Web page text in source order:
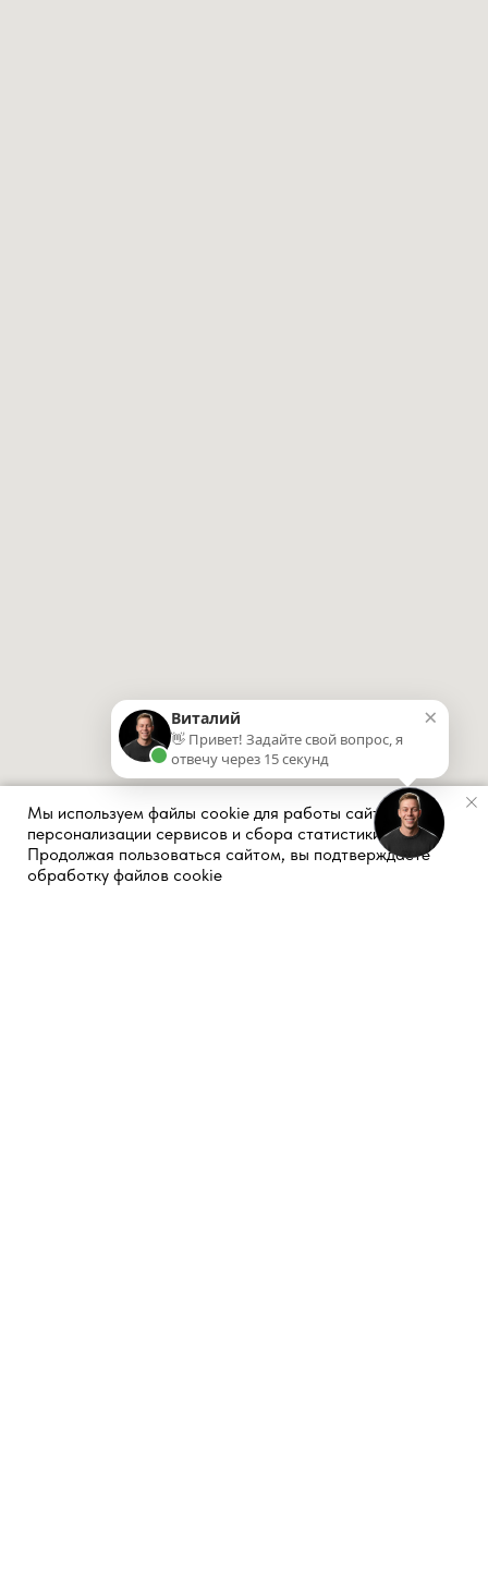
Оставляя заявку на сайте, вы соглашаетесь с
политикой конфиденциальности и
обработкой персональных данных
Мы используем файлы cookie для работы сайта,
персонализации сервисов и сбора статистики.
Продолжая пользоваться сайтом, вы подтверждаете
обработку файлов cookie
×
Виталий
👋 Привет! Задайте свой вопрос, я
отвечу через 15 секунд